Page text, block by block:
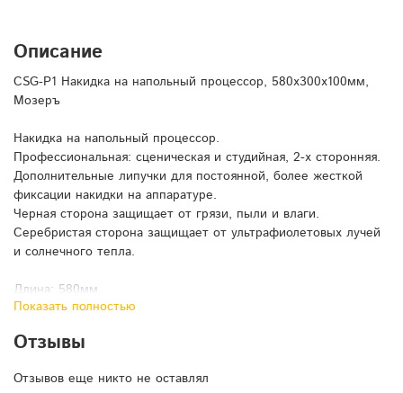
Описание
CSG-P1 Накидка на напольный процессор, 580х300х100мм,
Мозеръ
Накидка на напольный процессор.
Профессиональная: сценическая и студийная, 2-х сторонняя.
Дополнительные липучки для постоянной, более жесткой
фиксации накидки на аппаратуре.
Черная сторона защищает от грязи, пыли и влаги.
Серебристая сторона защищает от ультрафиолетовых лучей
и солнечного тепла.
Длина: 580мм.
Ширина: 300мм.
Цвет: серебро/черный.
Показать полностью
Отзывы
Отзывов еще никто не оставлял